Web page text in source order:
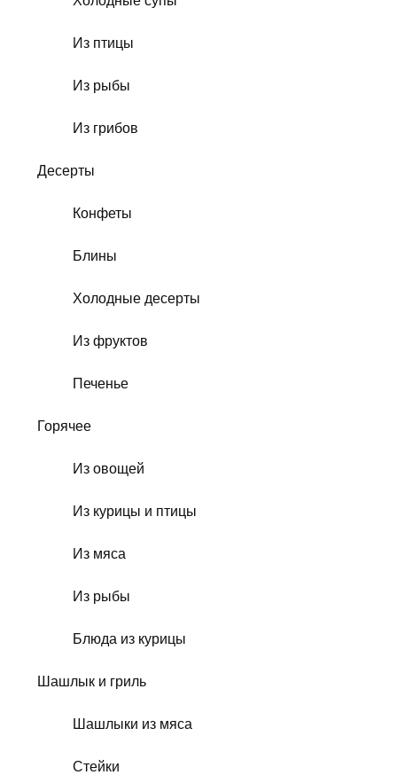
Из птицы
Из рыбы
Из грибов
Десерты
Конфеты
Блины
Холодные десерты
Из фруктов
Печенье
Горячее
Из овощей
Из курицы и птицы
Из мяса
Из рыбы
Блюда из курицы
Шашлык и гриль
Шашлыки из мяса
Стейки